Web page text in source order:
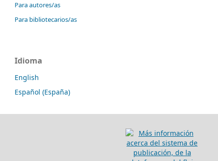
Para autores/as
Para bibliotecarios/as
Idioma
English
Español (España)